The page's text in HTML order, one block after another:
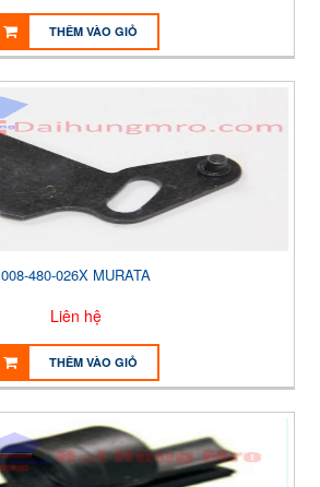
THÊM VÀO GIỎ
008-480-026X MURATA
Liên hệ
THÊM VÀO GIỎ